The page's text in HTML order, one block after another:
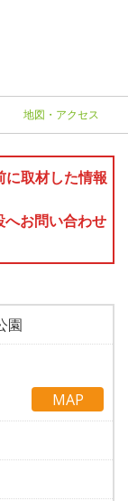
地図・アクセス
取材した情報
お問い合わせ
園
MAP